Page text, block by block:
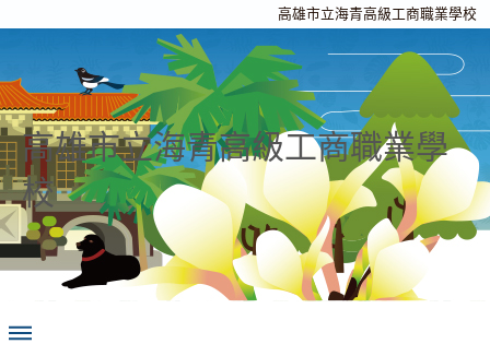
高雄市立海青高級工商職業學校
高雄市立海青高級工商職業學
校